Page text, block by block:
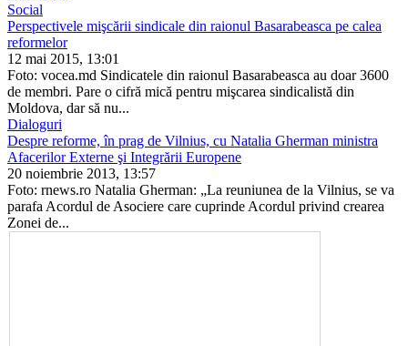
Social
Perspectivele mişcării sindicale din raionul Basarabeasca pe calea
reformelor
12 mai 2015, 13:01
Foto: vocea.md Sindicatele din raionul Basarabeasca au doar 3600
de membri. Pare o cifră mică pentru mişcarea sindicalistă din
Moldova, dar să nu...
Dialoguri
Despre reforme, în prag de Vilnius, cu Natalia Gherman ministrа
Afacerilor Externe şi Integrării Europene
20 noiembrie 2013, 13:57
Foto: rnews.ro Natalia Gherman: „La reuniunea de la Vilnius, se va
parafa Acordul de Asociere care cuprinde Acordul privind crearea
Zonei de...